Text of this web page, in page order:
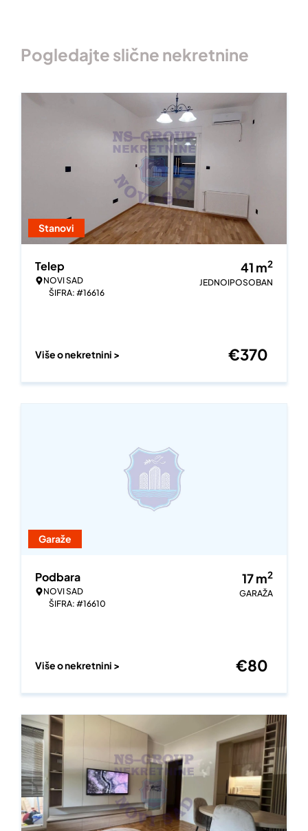
Pogledajte slične nekretnine
Stanovi
Telep
NOVI SAD
ŠIFRA: #16616
41 m2
JEDNOIPOSOBAN
Više o nekretnini > €370
Garaže
Podbara
NOVI SAD
ŠIFRA: #16610
17m2
GARAŽA
Više o nekretnini > €80